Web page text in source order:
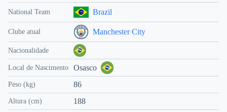
National Team Brazil
Clube atual Manchester City
Nacionalidade
Local de Nascimento Osasco
Peso (kg) 86
Altura (cm) 188